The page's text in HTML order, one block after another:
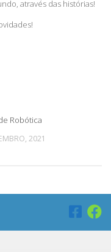
através das histórias!
Robótica
2021